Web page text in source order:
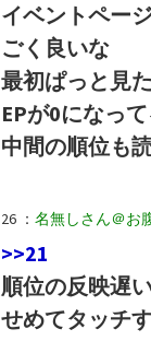
イベントペー
ごく良いな
最初ぱっと見
EPが0になっ
中間の順位も
26 ： 名無しさん＠お
>>21
順位の反映遅
せめてタッチ